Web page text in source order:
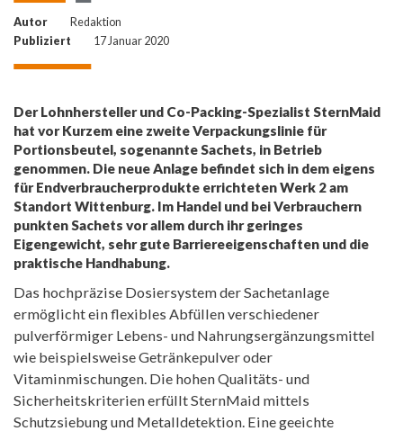
Autor
Redaktion
Publiziert
17 Januar 2020
Der Lohnhersteller und Co-Packing-Spezialist SternMaid
hat vor Kurzem eine zweite Verpackungslinie für
Portionsbeutel, sogenannte Sachets, in Betrieb
genommen. Die neue Anlage befindet sich in dem eigens
für Endverbraucherprodukte errichteten Werk 2 am
Standort Wittenburg. Im Handel und bei Verbrauchern
punkten Sachets vor allem durch ihr geringes
Eigengewicht, sehr gute Barriereeigenschaften und die
praktische Handhabung.
Das hochpräzise Dosiersystem der Sachetanlage
ermöglicht ein flexibles Abfüllen verschiedener
pulverförmiger Lebens- und Nahrungsergänzungsmittel
wie beispielsweise Getränkepulver oder
Vitaminmischungen. Die hohen Qualitäts- und
Sicherheitskriterien erfüllt SternMaid mittels
Schutzsiebung und Metalldetektion. Eine geeichte